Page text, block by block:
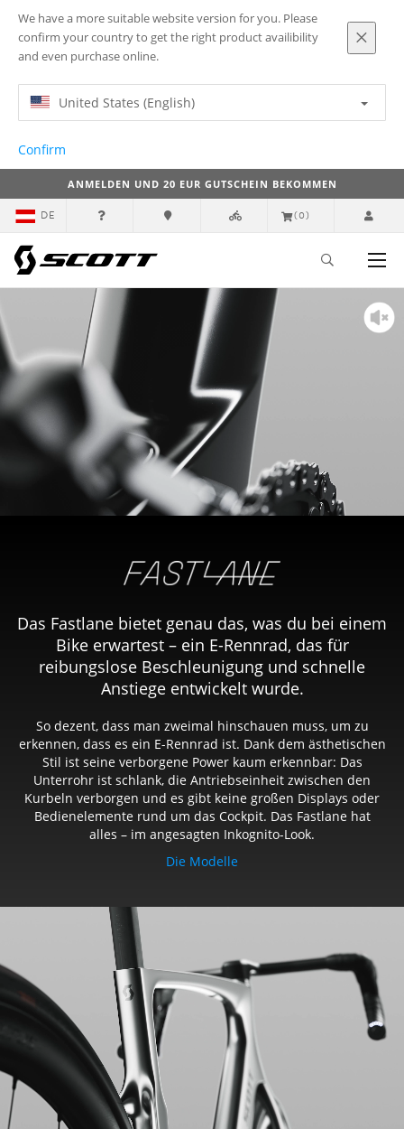
We have a more suitable website version for you. Please
confirm your country to get the right product availibility
and even purchase online.
United States (English)
Confirm
ANMELDEN UND 20 EUR GUTSCHEIN BEKOMMEN
DE (0)
Oben Fastlane
Das Fastlane bietet genau das, was du bei einem
Bike erwartest – ein E-Rennrad, das für
reibungslose Beschleunigung und schnelle
Anstiege entwickelt wurde.
So dezent, dass man zweimal hinschauen muss, um zu
erkennen, dass es ein E-Rennrad ist. Dank dem ästhetischen
Stil ist seine verborgene Power kaum erkennbar: Das
Unterrohr ist schlank, die Antriebseinheit zwischen den
Kurbeln verborgen und es gibt keine großen Displays oder
Bedienelemente rund um das Cockpit. Das Fastlane hat
alles – im angesagten Inkognito-Look.
Die Modelle